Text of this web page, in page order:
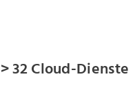
> 32 Cloud-Dienste